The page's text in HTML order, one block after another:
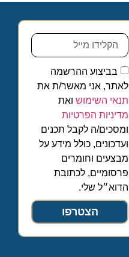
בביצוע ההרשמה
לאתר, אני מאשר/ת את
תנאי השימוש ואת
מדיניות הפרטיות
ומסכים/ה לקבל תכנים
ועדכונים, כולל מידע על
מבצעים וחומרים
פרסומיים, לכתובת
הדוא״ל שלי.
הצטרפו